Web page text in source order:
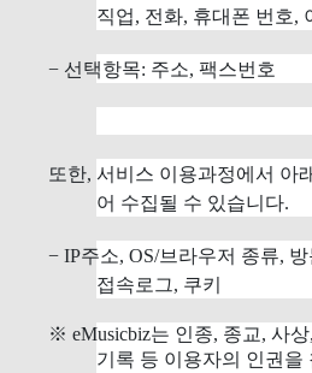
직업, 전화, 휴대폰 번호,
− 선택항목: 주소, 팩스번호
또한, 서비스 이용과정에서 아
어 수집될 수 있습니다.
− IP주소, OS/브라우저 종류,
접속로그, 쿠키
※ eMusicbiz는 인종, 종교, 사
기록 등 이용자의 인권을